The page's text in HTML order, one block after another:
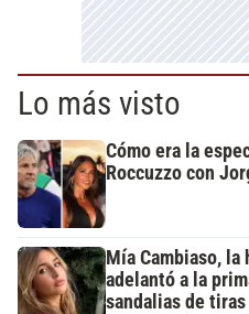
Lo más visto
Cómo era la
Roccuzzo con
Mía Cambiaso, la
adelantó a la
sandalias de tiras